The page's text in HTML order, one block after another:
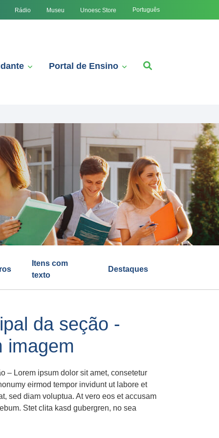
Rádio Museu Unoesc Store Português
Portal de Ensino
Itens com
texto
Destaques
da seção -
imagem
– Lorem ipsum dolor sit amet, consetetur
eirmod tempor invidunt ut labore et
sed diam voluptua. At vero eos et accusam
Stet clita kasd gubergren, no sea